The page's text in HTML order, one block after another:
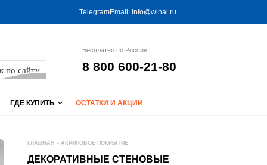
TelegramEmail: info@winal.ru
по сайту
Бесплатно по России
8 800 600-21-80
ГДЕ КУПИТЬ ОСТАТКИ И АКЦИИ
ГЛАВНАЯ - АКРИЛОВОЕ ПОКРЫТИЕ
ДЕКОРАТИВНЫЕ СТЕНОВЫЕ